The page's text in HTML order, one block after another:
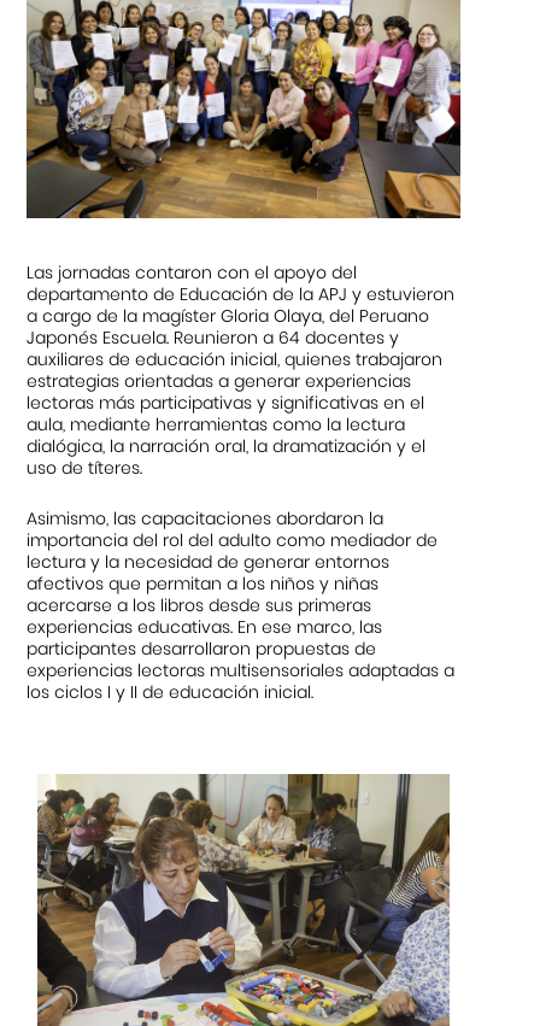
Las jornadas contaron con el apoyo del
departamento de Educación de la APJ y estuvieron
a cargo de la magíster Gloria Olaya, del Peruano
Japonés Escuela. Reunieron a 64 docentes y
auxiliares de educación inicial, quienes trabajaron
estrategias orientadas a generar experiencias
lectoras más participativas y significativas en el
aula, mediante herramientas como la lectura
dialógica, la narración oral, la dramatización y el
uso de títeres.
Asimismo, las capacitaciones abordaron la
importancia del rol del adulto como mediador de
lectura y la necesidad de generar entornos
afectivos que permitan a los niños y niñas
acercarse a los libros desde sus primeras
experiencias educativas. En ese marco, las
participantes desarrollaron propuestas de
experiencias lectoras multisensoriales adaptadas a
los ciclos I y II de educación inicial.